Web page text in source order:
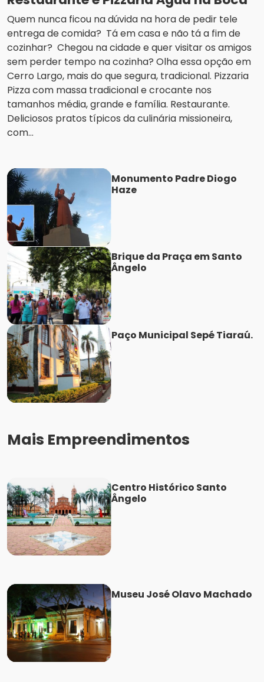
Quem nunca ficou na dúvida na hora de pedir tele
entrega de comida? Tá em casa e não tá a fim de
cozinhar? Chegou na cidade e quer visitar os amigos
sem perder tempo na cozinha? Olha essa opção em
Cerro Largo, mais do que segura, tradicional. Pizzaria
Pizza com massa tradicional e crocante nos
tamanhos média, grande e família. Restaurante.
Deliciosos pratos típicos da culinária missioneira,
com...
Monumento Padre Diogo
Haze
Brique da Praça em Santo
Ângelo
Paço Municipal Sepé Tiaraú.
Mais Empreendimentos
Centro Histórico Santo
Ângelo
Museu José Olavo Machado